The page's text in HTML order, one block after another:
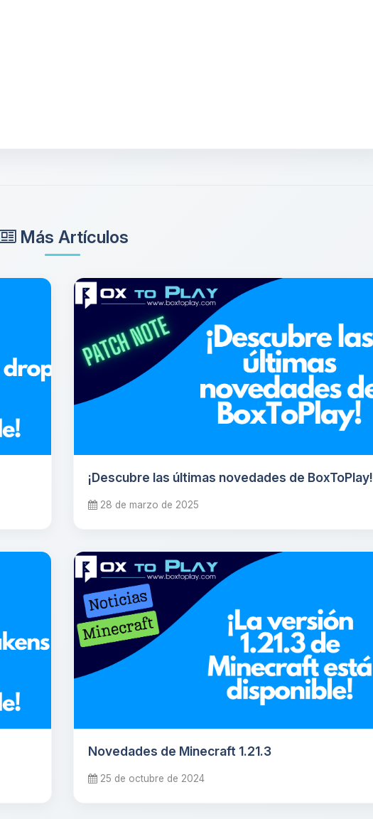
Más Artículos
¡Descubre las últimas novedades de BoxToPlay!
28 de marzo de 2025
Novedades de Minecraft 1.21.3
25 de octubre de 2024